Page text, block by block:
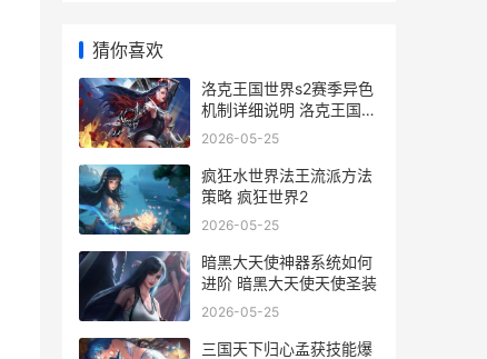
猜你喜欢
洛克王国世界s2赛季异色
机制详细说明 洛克王国世
界s2赛季新服装首爆
2026-05-25
疯狂水世界法王流派方法
策略 疯狂世界2
2026-05-25
暗黑大天使神器系统如何
进阶 暗黑大天使天使圣装
2026-05-25
三国天下归心孟获技能爆